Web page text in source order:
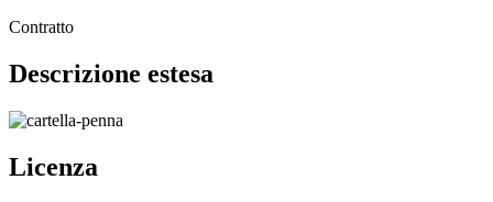
Contratto
Descrizione estesa
Licenza